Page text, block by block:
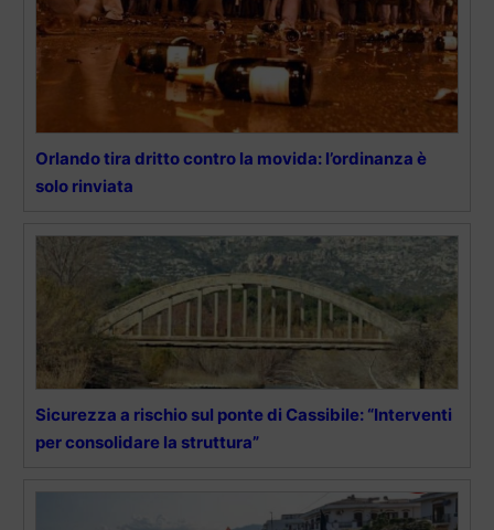
Orlando tira dritto contro la movida: l’ordinanza è
solo rinviata
Sicurezza a rischio sul ponte di Cassibile: “Interventi
per consolidare la struttura”